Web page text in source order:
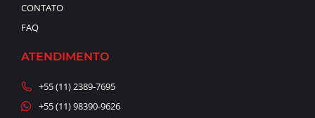
CONTATO
FAQ
ATENDIMENTO
+55 (11) 2389-7695
+55 (11) 98390-9626